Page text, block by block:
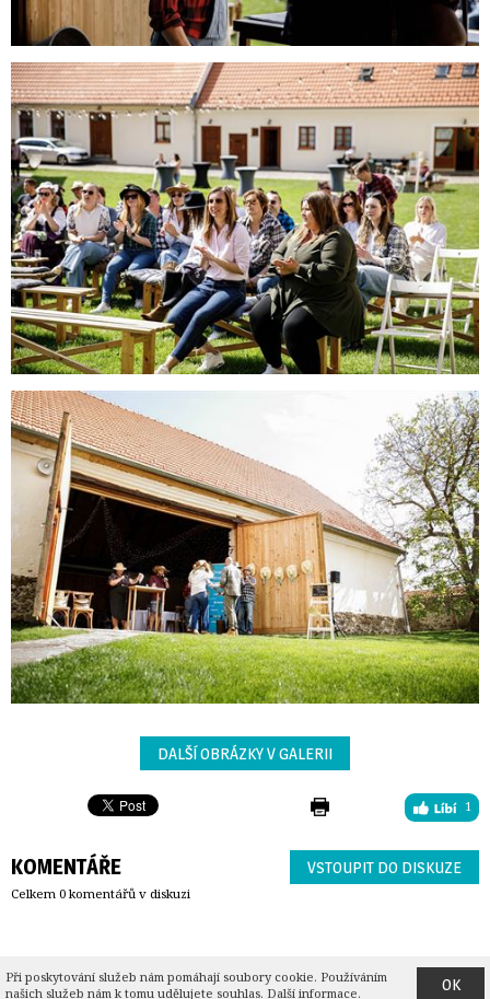
DALŠÍ OBRÁZKY V GALERII
1
KOMENTÁŘE
Celkem 0 komentářů v diskuzi
VSTOUPIT DO DISKUZE
Peniaze.sk| PB
Financial Group| Heroine.cz| Trigea nemovitostní fond| RSS| ©2025 Partners
Při poskytování služeb nám pomáhají soubory cookie. Používáním
našich služeb nám k tomu udělujete souhlas. Další informace. OK